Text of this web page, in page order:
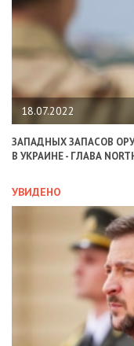
18.07.2022
ЗАПАДНЫХ ЗАПАСОВ
В УКРАИНЕ - ГЛАВА
УВИДЕНО